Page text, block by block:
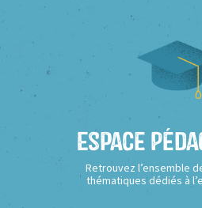
Espace
Retrouvez l’ensemble
thématiques dédiés à